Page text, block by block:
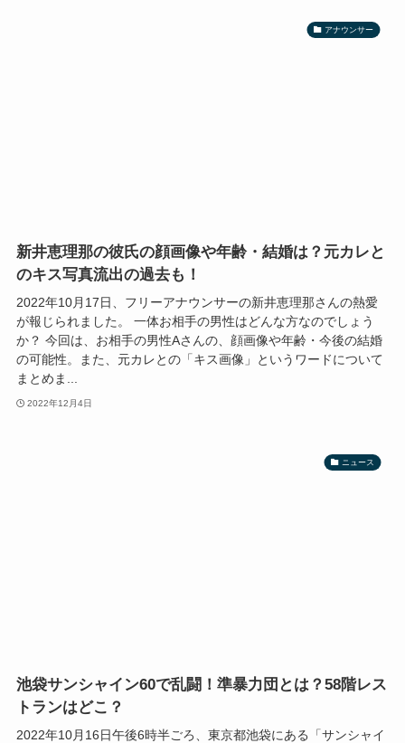
アナウンサー
新井恵理那の彼氏の顔画像や年齢・結婚は？元カレと
のキス写真流出の過去も！
2022年10月17日、フリーアナウンサーの新井恵理那さんの熱愛
が報じられました。 一体お相手の男性はどんな方なのでしょう
か？ 今回は、お相手の男性Aさんの、顔画像や年齢・今後の結婚
の可能性。また、元カレとの「キス画像」というワードについて
まとめま...
2022年12月4日
ニュース
池袋サンシャイン60で乱闘！準暴力団とは？58階レス
トランはどこ？
2022年10月16日午後6時半ごろ、東京都池袋にある「サンシャイ